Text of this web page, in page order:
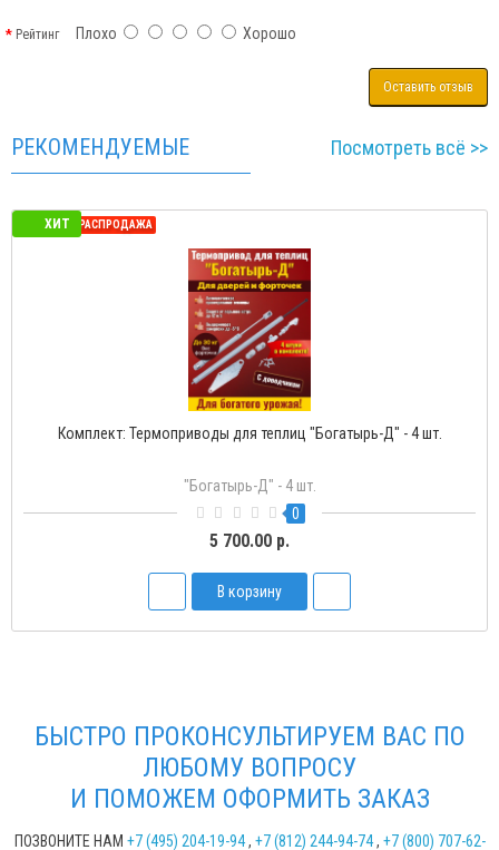
РейтингПлохо Хорошо
Оставить отзыв
РЕКОМЕНДУЕМЫЕ Посмотреть всё >>
теплиц "Богатырь-1" с одной пружиной
1
Термопривод
БЫСТРО ПРОКОНСУЛЬТИРУЕМ ВАС ПО
ЛЮБОМУ ВОПРОСУ
И ПОМОЖЕМ ОФОРМИТЬ ЗАКАЗ
ПОЗВОНИТЕ НАМ +7 (495) 204-19-94, +7 (812) 244-94-74, +7 (800) 707-62-